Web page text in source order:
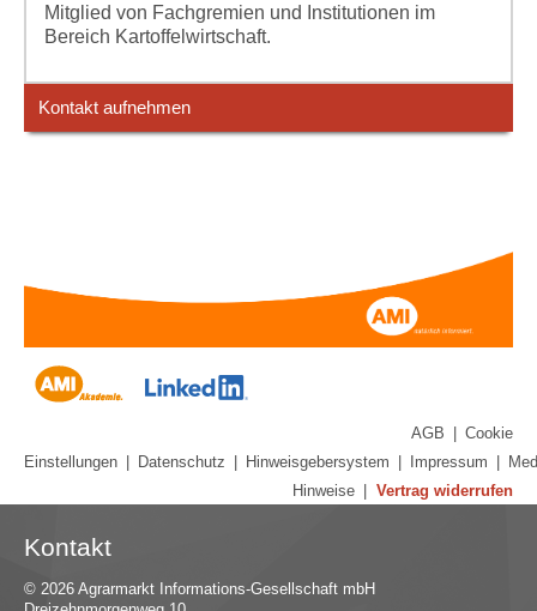
Mitglied von Fachgremien und Institutionen im
Bereich Kartoffelwirtschaft.
Kontakt aufnehmen
AGB
Cookie
Einstellungen
Datenschutz Hinweisgebersystem Impressum
Hinweise
Vertrag widerrufen
Kontakt
© 2026 Agrarmarkt Informations-Gesellschaft mbH